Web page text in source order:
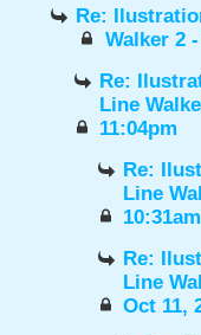
Re:
Walker 2
Re:
Line
11:04pm
Re:
Line
10:31am
Re:
Line
Oct 11,